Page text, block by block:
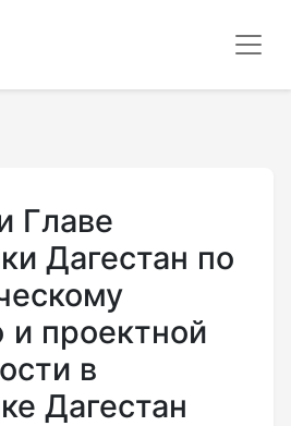
Главе
Дагестан по
и проектной
в
Дагестан